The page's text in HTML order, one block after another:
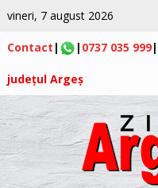
vineri, 7 august 2026
Contact | | 0737 035 999|
județul Argeș